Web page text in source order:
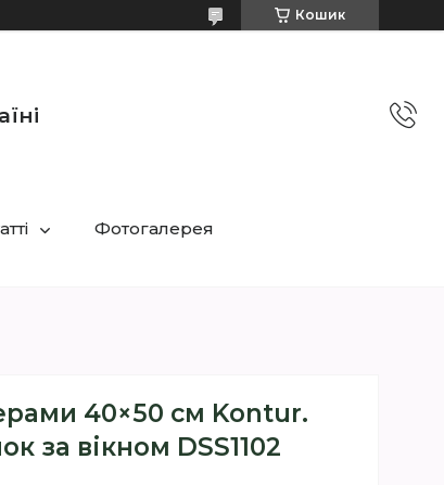
Кошик
Фотогалерея
40×50 см Kontur.
за вікном DSS1102